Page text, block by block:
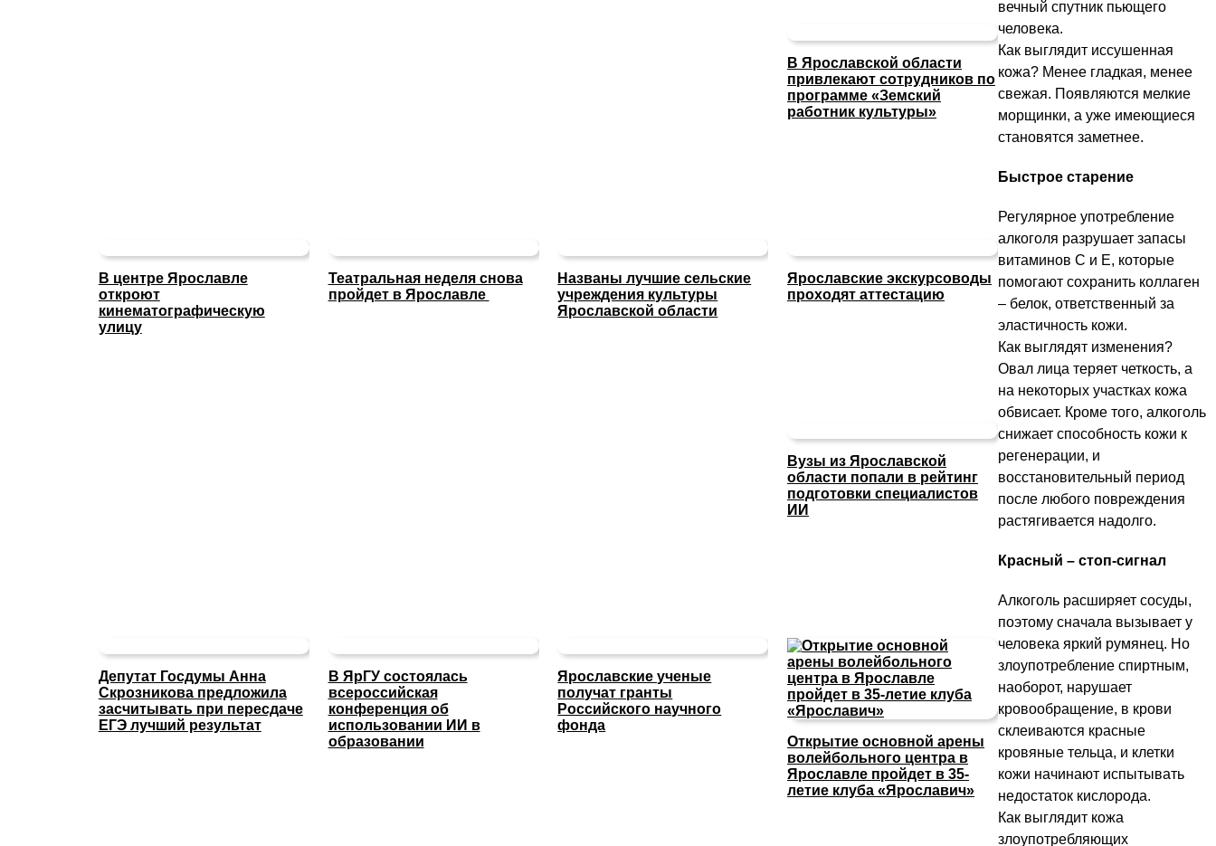
В Ярославской области
привлекают сотрудников по
программе «Земский
работник культуры»
В центре Ярославле
откроют
кинематографическую
улицу
Театральная неделя снова
пройдет в Ярославле
Названы лучшие сельские
учреждения культуры
Ярославской области
Ярославские экскурсоводы
проходят аттестацию
Вузы из Ярославской
области попали в рейтинг
подготовки специалистов
ИИ
Депутат Госдумы Анна
Скрозникова предложила
засчитывать при пересдаче
ЕГЭ лучший результат
В ЯрГУ состоялась
всероссийская
конференция об
использовании ИИ в
образовании
Ярославские ученые
получат гранты
Российского научного
фонда
Открытие основной арены
волейбольного центра в
Ярославле пройдет в 35-
летие клуба «Ярославич»
вечный спутник пьющего
человека.
Как выглядит иссушенная
кожа? Менее гладкая, менее
свежая. Появляются мелкие
морщинки, а уже имеющиеся
становятся заметнее.
Быстрое старение
Регулярное употребление
алкоголя разрушает запасы
витаминов C и E, которые
помогают сохранить коллаген
– белок, ответственный за
эластичность кожи.
Как выглядят изменения?
Овал лица теряет четкость, а
на некоторых участках кожа
обвисает. Кроме того, алкоголь
снижает способность кожи к
регенерации, и
восстановительный период
после любого повреждения
растягивается надолго.
Красный – стоп-сигнал
Алкоголь расширяет сосуды,
поэтому сначала вызывает у
человека яркий румянец. Но
злоупотребление спиртным,
наоборот, нарушает
кровообращение, в крови
склеиваются красные
кровяные тельца, и клетки
кожи начинают испытывать
недостаток кислорода.
Как выглядит кожа
злоупотребляющих